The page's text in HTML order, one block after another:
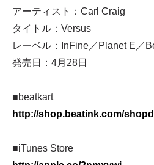
アーティスト：Carl Craig
タイトル：Versus
レーベル：InFine／Planet E／
発売日：4月28日
■beatkart
http://shop.beatink.com/
■iTunes Store